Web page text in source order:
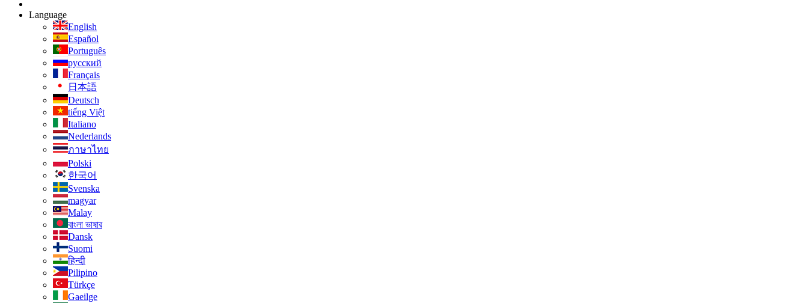
Language
English
Español
Português
русский
Français
日本語
Deutsch
tiếng Việt
Italiano
Nederlands
ภาษาไทย
Polski
한국어
Svenska
magyar
Malay
বাংলা ভাষার
Dansk
Suomi
हिन्दी
Pilipino
Türkçe
Gaeilge